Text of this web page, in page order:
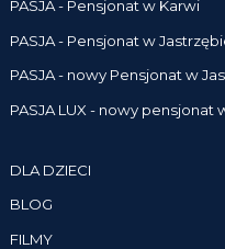
PASJA - Pensjonat w Karwi
PASJA - Pensjonat w
PASJA - nowy Pensjonat w
PASJA LUX - nowy
DLA DZIECI
BLOG
FILMY